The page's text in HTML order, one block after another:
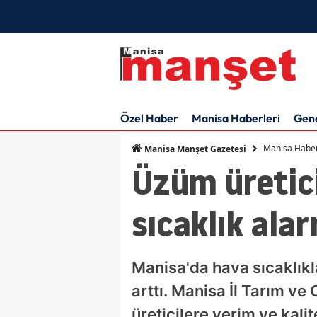
Özel Haber Manisa Haberleri
Manisa Manşet Gazetesi Manisa
Üzüm
sıcaklık
Manisa'da hava
arttı. Manisa İl Tarım